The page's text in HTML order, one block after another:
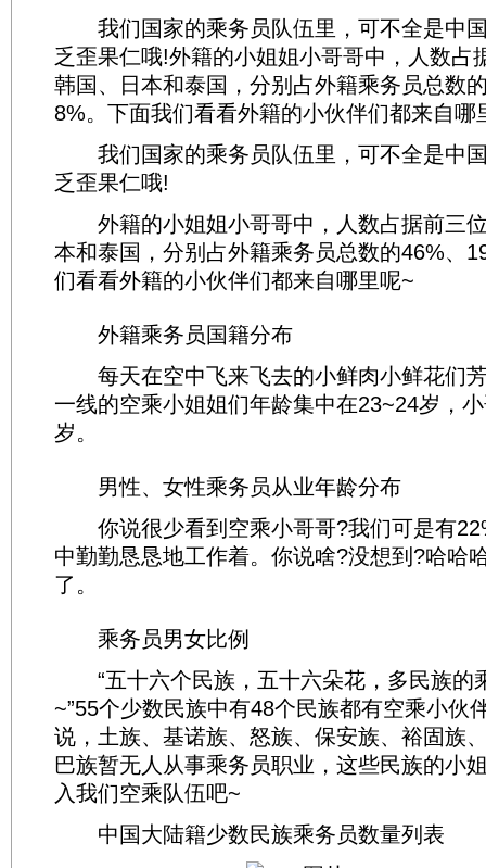
我们国家的乘务员队伍里，可不全是中
乏歪果仁哦!外籍的小姐姐小哥哥中，人数占
韩国、日本和泰国，分别占外籍乘务员总数
8%。下面我们看看外籍的小伙伴们都来自哪
我们国家的乘务员队伍里，可不全是中
乏歪果仁哦!
外籍的小姐姐小哥哥中，人数占据前三
本和泰国，分别占外籍乘务员总数的46%、
们看看外籍的小伙伴们都来自哪里呢~
外籍乘务员国籍分布
每天在空中飞来飞去的小鲜肉小鲜花们
一线的空乘小姐姐们年龄集中在23~24岁，
岁。
男性、女性乘务员从业年龄分布
你说很少看到空乘小哥哥?我们可是有
中勤勤恳恳地工作着。你说啥?没想到?哈哈
了。
乘务员男女比例
“五十六个民族，五十六朵花，多民族的
~”55个少数民族中有48个民族都有空乘小伙
说，土族、基诺族、怒族、保安族、裕固族
巴族暂无人从事乘务员职业，这些民族的小
入我们空乘队伍吧~
中国大陆籍少数民族乘务员数量列表